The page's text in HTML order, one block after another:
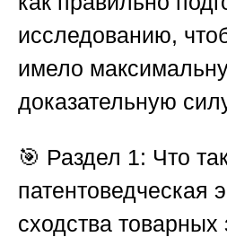
исследованию,
имело
доказательную
🎯 Раздел 1: Что
патентоведческая
сходства товарных